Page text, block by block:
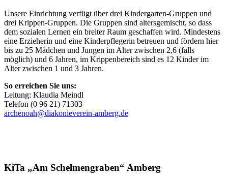
Unsere Einrichtung verfügt über drei Kindergarten-Gruppen und
drei Krippen-Gruppen. Die Gruppen sind altersgemischt, so dass
dem sozialen Lernen ein breiter Raum geschaffen wird. Mindestens
eine Erzieherin und eine Kinderpflegerin betreuen und fördern hier
bis zu 25 Mädchen und Jungen im Alter zwischen 2,6 (falls
möglich) und 6 Jahren, im Krippenbereich sind es 12 Kinder im
Alter zwischen 1 und 3 Jahren.
So erreichen Sie uns:
Leitung: Klaudia Meindl
Telefon (0 96 21) 71303
archenoah@diakonieverein-amberg.de
KiTa „Am Schelmengraben“ Amberg